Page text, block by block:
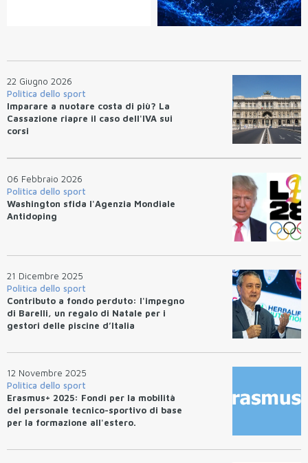
22 Giugno 2026
Politica dello sport
Imparare a nuotare costa di più? La
Cassazione riapre il caso dell'IVA sui
corsi
06 Febbraio 2026
Politica dello sport
Washington sfida l'Agenzia Mondiale
Antidoping
21 Dicembre 2025
Politica dello sport
Contributo a fondo perduto: l'impegno
di Barelli, un regalo di Natale per i
gestori delle piscine d’Italia
12 Novembre 2025
Politica dello sport
Erasmus+ 2025: Fondi per la mobilità
del personale tecnico-sportivo di base
per la formazione all'estero.